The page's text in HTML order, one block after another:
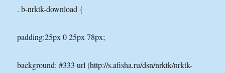
. b-nrktk-download {
padding:25px 0 25px 78px;
background: #333 url (http://s.afisha.ru/dsn/nrktk/nrktk-